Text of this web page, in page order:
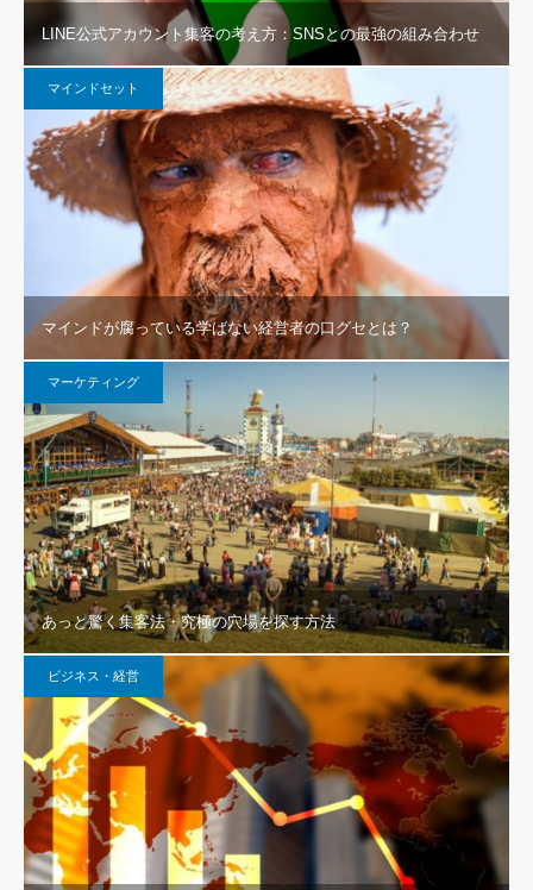
LINE公式アカウント集客の考え方：SNSとの最強の組み合わせ
マインドセット
マインドが腐っている学ばない経営者の口グセとは？
マーケティング
あっと驚く集客法・究極の穴場を探す方法
ビジネス・経営